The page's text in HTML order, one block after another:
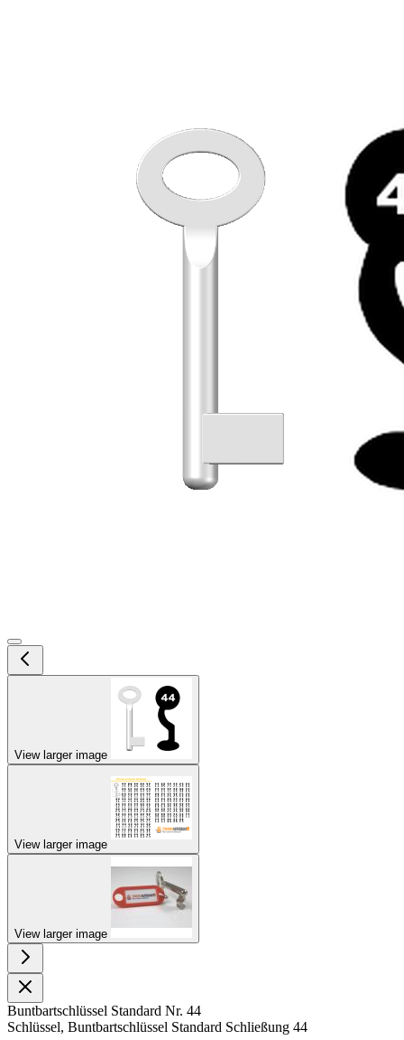
View larger image
View larger image
View larger image
Buntbartschlüssel Standard Nr. 44
Schlüssel, Buntbartschlüssel Standard Schließung 44